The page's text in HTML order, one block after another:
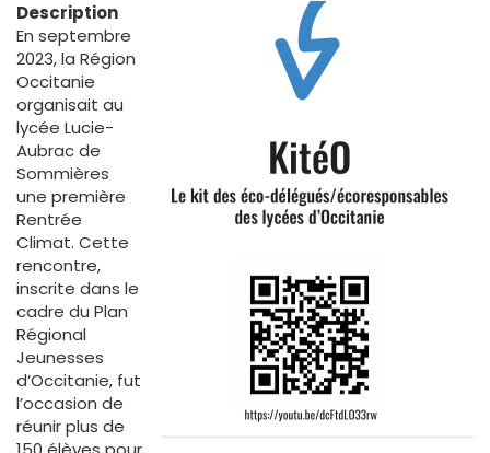
Description
En septembre
2023, la Région
Occitanie
organisait au
lycée Lucie-
Aubrac de
Sommières
une première
Rentrée
Climat. Cette
rencontre,
inscrite dans le
cadre du Plan
Régional
Jeunesses
d’Occitanie, fut
l’occasion de
réunir plus de